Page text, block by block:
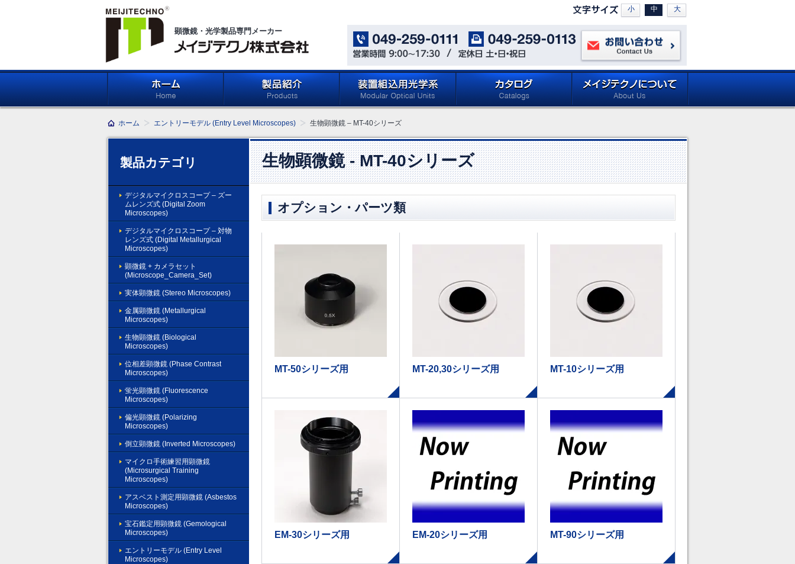
顕微鏡・光学製品専門メーカー
小 中 大
お問い合わせ
学系」 (Microscope
Components for Reflected
Light Applications)
ホーム エントリーモデル (Entry Level Microscopes) 生物顕微鏡 – MT-40シリーズ
製品カテゴリ
デジタルマイクロスコープ – ズー
ムレンズ式 (Digital Zoom
Microscopes)
デジタルマイクロスコープ – 対物
レンズ式 (Digital Metallurgical
Microscopes)
顕微鏡 + カメラセット
(Microscope_Camera_Set)
実体顕微鏡 (Stereo Microscopes)
金属顕微鏡 (Metallurgical
Microscopes)
生物顕微鏡 (Biological
Microscopes)
位相差顕微鏡 (Phase Contrast
Microscopes)
蛍光顕微鏡 (Fluorescence
Microscopes)
偏光顕微鏡 (Polarizing
Microscopes)
倒立顕微鏡 (Inverted Microscopes)
マイクロ手術練習用顕微鏡
(Microsurgical Training
Microscopes)
アスベスト測定用顕微鏡 (Asbestos
Microscopes)
宝石鑑定用顕微鏡 (Gemological
Microscopes)
エントリーモデル (Entry Level
Microscopes)
生物顕微鏡 - MT-40シリーズ
オプション・パーツ類
MT-50シリーズ用 MT-20,30シリーズ用 MT-10シリーズ用
EM-30シリーズ用 EM-20シリーズ用 MT-90シリーズ用